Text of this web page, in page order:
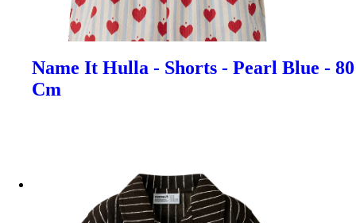
Name It Hulla - Shorts - Pearl Blue - 80
Cm